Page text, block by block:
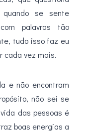
se sente
palavras tão
tudo isso faz eu
cada vez mais.
e não encontram
não sei se
das pessoas é
boas energias a